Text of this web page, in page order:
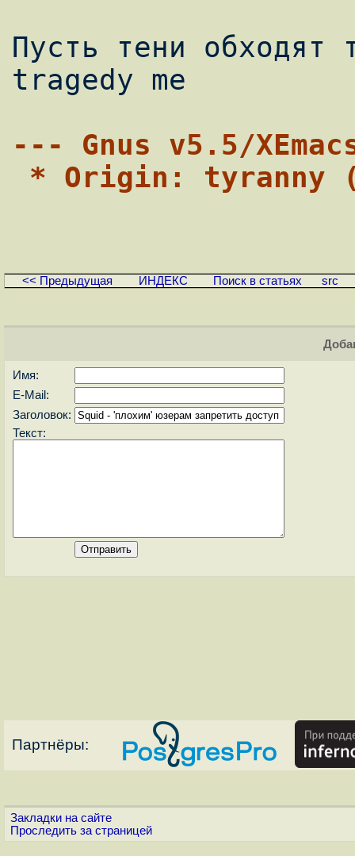
Пусть тени
tragedy me
--- Gnus v5.5/
* Origin: tyranny
<< Предыдущая ИНДЕКС Поиск в статьях src
Имя:
E-Mail:
Заголовок:
Текст:
Партнёры:
Закладки на сайте
Проследить за страницей